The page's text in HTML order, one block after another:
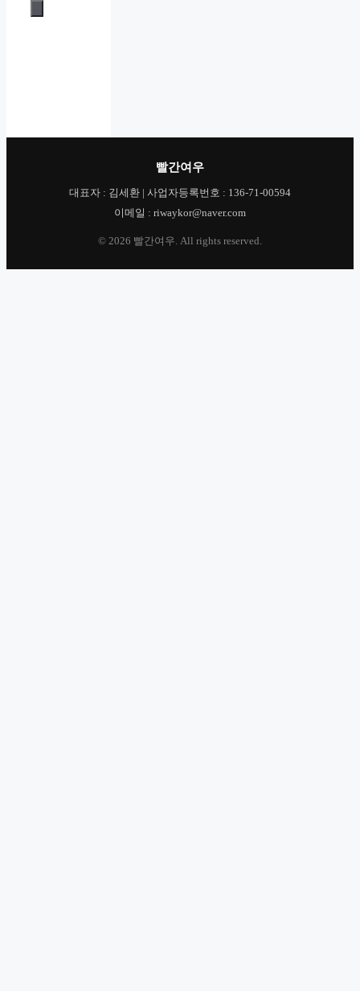
빨간여우
대표자 : 김세환 | 사업자등록번호 : 136-71-00594
이메일 : riwaykor@naver.com
© 2026 빨간여우. All rights reserved.